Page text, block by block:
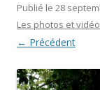
Publié le 28
Les photos et
← Précédent